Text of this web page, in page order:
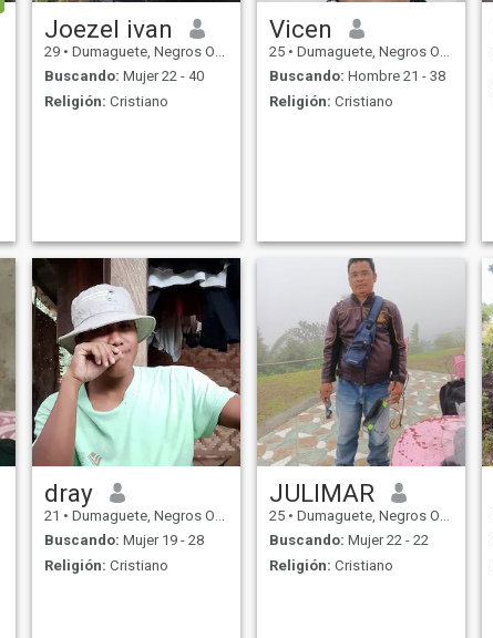
Joezel ivan
29 • Dumaguete, Negros Oriental, Filipinas
Buscando: Mujer 22 - 40
Religión: Cristiano
Vicen
25 • Dumaguete, Negros Oriental, Filipinas
Buscando: Hombre 21 - 38
Religión: Cristiano
dray
21 • Dumaguete, Negros Oriental, Filipinas
Buscando: Mujer 19 - 28
Religión: Cristiano
JULIMAR
25 • Dumaguete, Negros Oriental, Filipinas
Buscando: Mujer 22 - 22
Religión: Cristiano